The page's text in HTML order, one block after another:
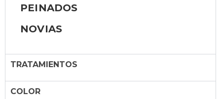
PEINADOS
NOVIAS
TRATAMIENTOS
COLOR